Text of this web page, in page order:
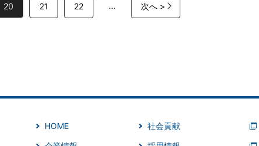
20 21 22 ... 次へ >
HOME
社会貢献